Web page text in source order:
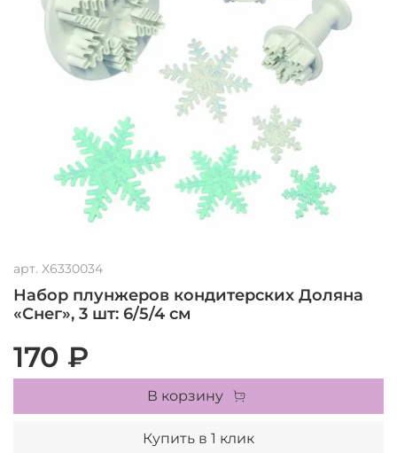
арт. X6330034
Набор плунжеров кондитерских Доляна
«Снег», 3 шт: 6/5/4 см
170 ₽
В корзину
Купить в 1 клик